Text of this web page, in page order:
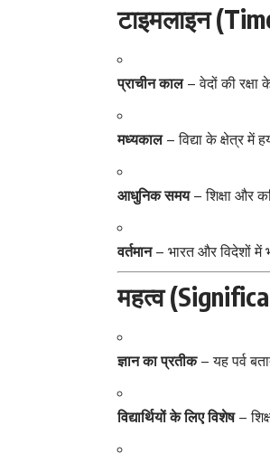
टाइमलाइन
प्राचीन काल– वेदों की रक्षा
मध्यकाल– विद्या के क्षेत्र में
आधुनिक समय– शिक्षा और
वर्तमान– भारत और विदेशों में
महत्व
ज्ञान का प्रतीक– यह पर्व
विद्यार्थियों के लिए विशेष–